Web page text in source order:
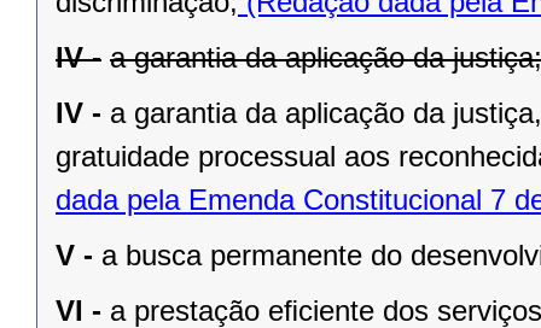
IV - a garantia da aplicação da justiça;
IV - a garantia da aplicação da
gratuidade processual aos
dada pela Emenda Constitucional 7
V - a busca permanente do
VI - a prestação eﬁciente dos